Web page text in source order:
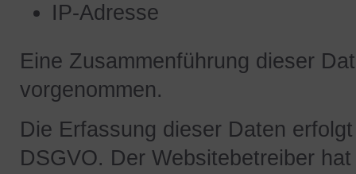
IP-Adresse
Eine Zusammenführung dieser
vorgenommen.
Die Erfassung dieser Daten
DSGVO. Der Websitebetreiber